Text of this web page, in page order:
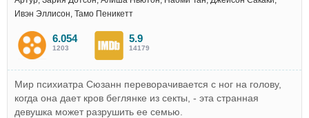
Ивэн Эллисон, Тамо Пеникетт
6.054
1203
5.9
14179
Мир психиатра Сюзанн переворачивается с ног на голову,
когда она дает кров беглянке из секты, - эта странная
девушка может разрушить ее семью.